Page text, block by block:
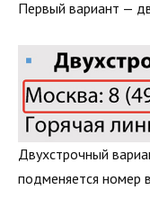
Первый вариант —
Двухстрочный
подменяется номер